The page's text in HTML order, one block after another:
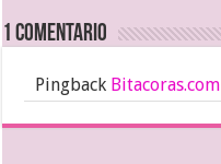
1 comentario
Pingback Bitacoras.com